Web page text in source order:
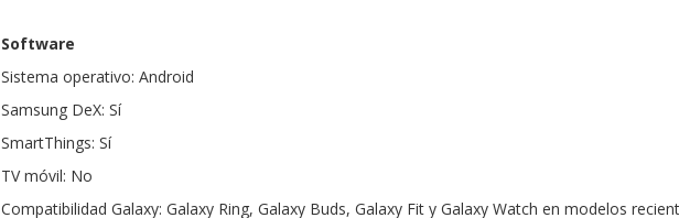
Software
Sistema operativo: Android
Samsung DeX: Sí
SmartThings: Sí
TV móvil: No
Compatibilidad Galaxy: Galaxy Ring, Galaxy Buds, Galaxy Fit y Galaxy Watch en modelos